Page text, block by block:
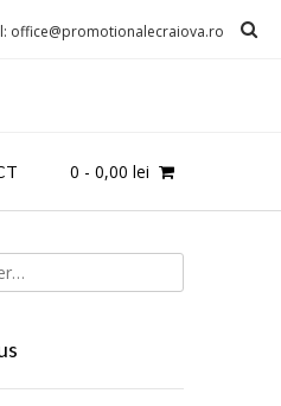
office@promotionalecraiova.ro
0 - 0,00 lei